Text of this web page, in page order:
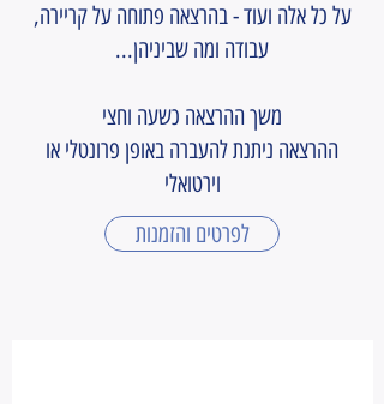
על כל אלה ועוד - בהרצאה פתוחה על קריירה,
עבודה ומה שביניהן...
משך ההרצאה כשעה וחצי
ההרצאה ניתנת להעברה באופן פרונטלי או
וירטואלי
לפרטים והזמנות